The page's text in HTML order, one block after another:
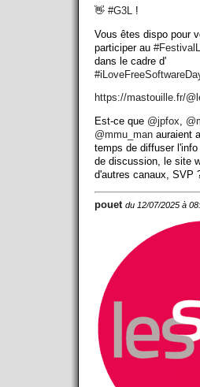
👋 #G3L
!
Vous êtes dispo pour
participer au #
dans le cadre d'
#
https://mastouille.fr/
Est-ce que @jpfox, @
@mmu_man auraient
temps de diffuser
de discussion, le site
d'autres canaux, SVP
pouet du 12/07/2025 à